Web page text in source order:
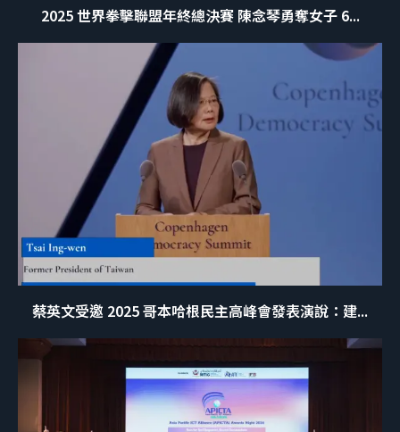
2025 世界拳擊聯盟年終總決賽 陳念琴勇奪女子 6...
蔡英文受邀 2025 哥本哈根民主高峰會發表演說：建...